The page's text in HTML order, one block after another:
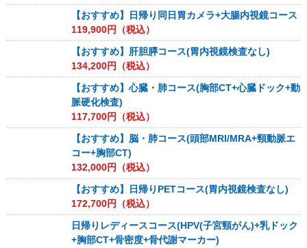
【おすすめ】日帰り同日胃カメラ+大腸内視鏡コース
119,900円（税込）
【おすすめ】肝胆膵コース(胃内視鏡検査なし)
134,200円（税込）
【おすすめ】心臓・肺コース(胸部CT+心臓ドック+動
脈硬化検査)
117,700円（税込）
【おすすめ】脳・肺コース(頭部MRI/MRA+頸動脈エ
コー+胸部CT)
132,000円（税込）
【おすすめ】日帰りPETコース(胃内視鏡検査なし)
172,700円（税込）
日帰りレディースコース(HPV(子宮頸がん)+乳ドック
+胸部CT+骨密度+骨代謝マーカー)